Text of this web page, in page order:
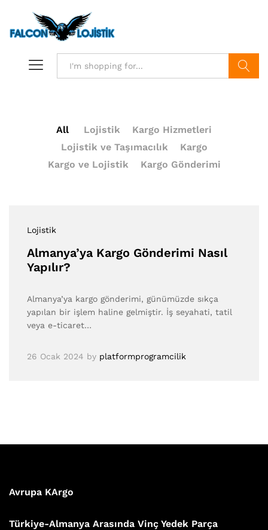
All Lojistik
Kargo Hizmetleri
Lojistik ve Taşımacılık
Kargo
Kargo ve Lojistik
Kargo Gönderimi
Lojistik
Almanya’ya Kargo Gönderimi Nasıl
Yapılır?
Almanya’ya kargo gönderimi, günümüzde sıkça
yapılan bir işlem haline gelmiştir. İş seyahati, tatil
veya e-ticaret…
26 Ocak 2024 by platformprogramcilik
Avrupa KArgo
Türkiye-Almanya Arasında Vinç Yedek Parça